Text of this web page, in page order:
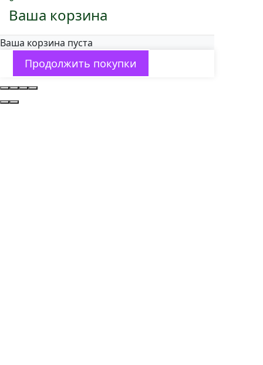
Ваша корзина
Ваша корзина пуста
Продолжить покупки